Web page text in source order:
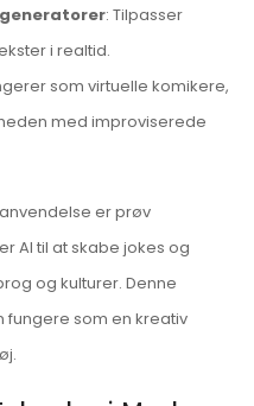
: Tilpasser
i realtid.
som virtuelle komikere,
med improviserede
erprøv
AI til at skabe jokes og
og kulturer. Denne
fungere som en kreativ